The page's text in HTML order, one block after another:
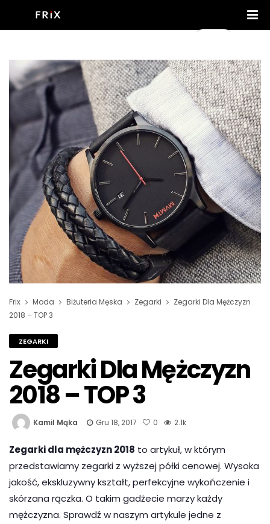
Frix Moda Biżuteria Męska Zegarki
Zegarki Dla Mężczyzn
2018 – TOP 3
ZEGARKI
Zegarki Dla Mężczyzn
2018 – TOP 3
Kamil Mąka Gru 18, 2017 0 2.1k
Zegarki dla mężczyzn 2018 to artykuł, w którym
przedstawiamy zegarki z wyższej półki cenowej. Wysoka
jakość, ekskluzywny kształt, perfekcyjne wykończenie i
skórzana rączka. O takim gadżecie marzy każdy
mężczyzna. Sprawdź w naszym artykule jedne z